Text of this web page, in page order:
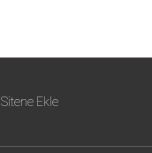
Sitene Ekle